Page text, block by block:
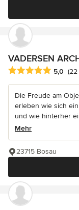
VADERSEN
Durchschnittliche
5,0
Die Freude am
erleben wie sich
und wie hinterher
Mehr
23715 Bosau